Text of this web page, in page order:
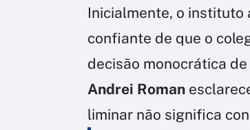
Inicialmente, o instituto
confiante de que o
decisão monocrática
Andrei Roman
liminar não significa